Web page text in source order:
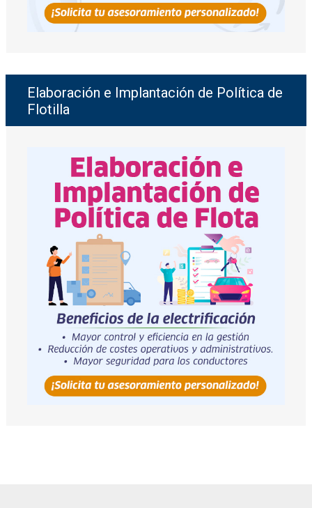
Elaboración e Implantación de Política de
Flotilla